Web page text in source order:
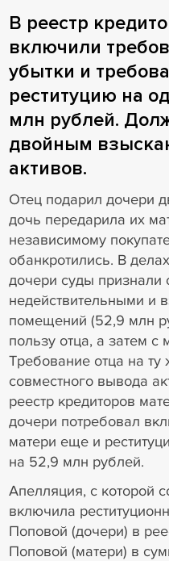
В реестр
включили
убытки и
реституцию на
млн рублей.
двойным
активов.
Отец подарил дочери
дочь передарила их
независимому
обанкротились. В
дочери суды признали
недействительными и
помещений (52,9 млн
пользу отца, а затем с
Требование отца на ту
совместного вывода
реестр кредиторов
дочери потребовал
матери еще и
на 52,9 млн рублей.
Апелляция, с которой
включила
Поповой (дочери) в
Поповой (матери) в